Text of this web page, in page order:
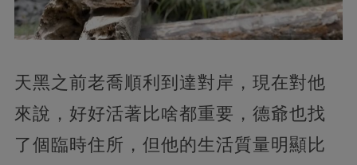
天黑之前老喬順利到達對岸，現在對他
來說，好好活著比啥都重要，德爺也找
了個臨時住所，但他的生活質量明顯比